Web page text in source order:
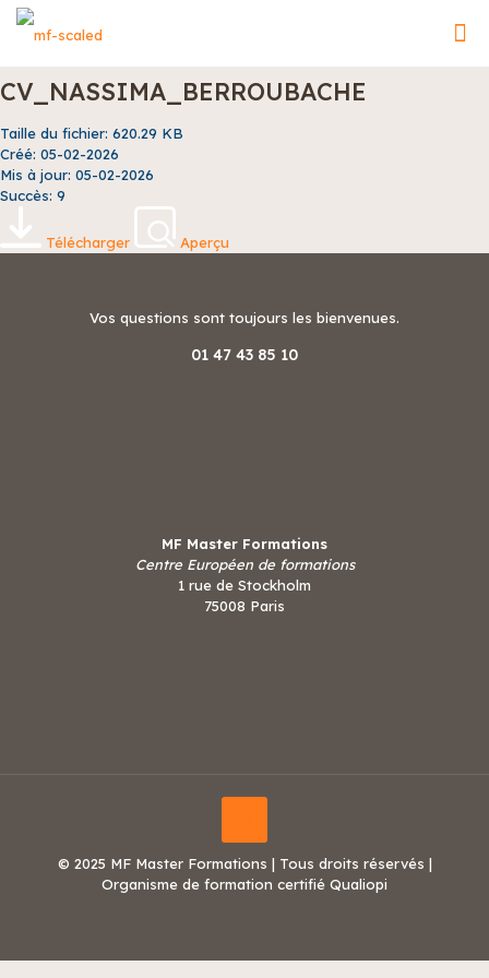
CV_NASSIMA_BERROUBACHE
Taille du fichier: 620.29 KB
Créé: 05-02-2026
Mis à jour: 05-02-2026
Succès: 9
Télécharger Aperçu
Vos questions sont toujours les bienvenues.
01 47 43 85 10
MF Master Formations
Centre Européen de formations
1 rue de Stockholm
75008 Paris
© 2025 MF Master Formations | Tous droits réservés |
Organisme de formation certifié Qualiopi